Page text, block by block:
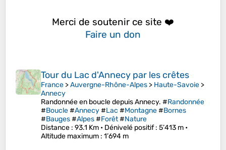
Merci de soutenir ce site ❤️
Faire un don
Tour du Lac d'Annecy par les crêtes
France >Auvergne-Rhône-Alpes > Haute-Savoie >
Annecy
Randonnée en boucle depuis Annecy. #Randonnée
#Boucle#Annecy#Lac #Montagne#Bornes
#Bauges#Alpes#Forêt#Nature
Distance : 93.1 Km • Dénivelé positif: 5’413 m •
Altitude maximum : 1’694 m